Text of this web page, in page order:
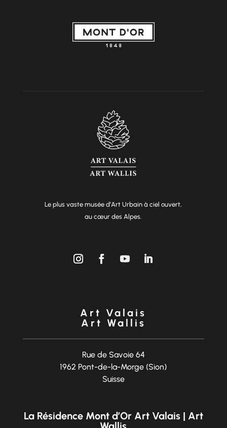
Le plus vaste musée d’Art Urbain à ciel ouvert,
au cœur des Alpes.
Art Valais
Art Wallis
Rue de Savoie 64
1962 Pont-de-la-Morge (Sion)
Suisse
La Résidence Mont d’Or Art Valais | Art